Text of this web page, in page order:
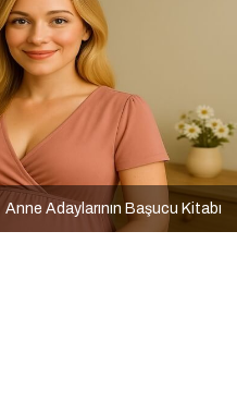
Anne Adaylarının Başucu Kitabı